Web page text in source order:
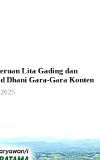
Lita Gading dan
Dhani Gara-Gara Konten